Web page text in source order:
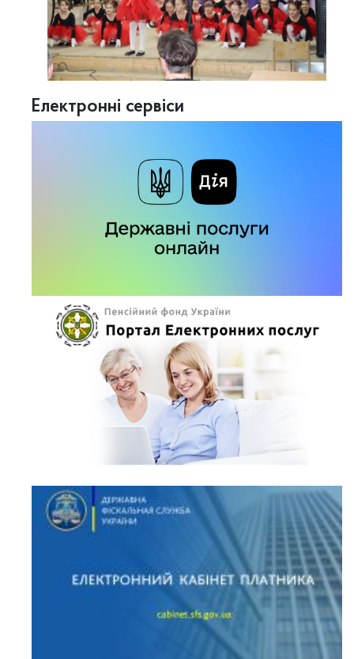
Електронні сервіси